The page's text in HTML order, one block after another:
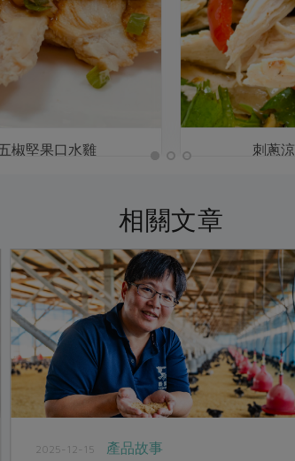
椒堅果口水雞 刺蔥
相關文章
2025-12-15 產品故事